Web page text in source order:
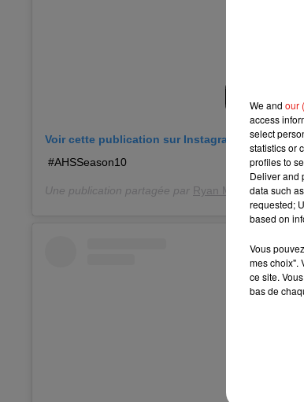
Voir cette publication sur Instagram
#AHSSeason10
Une publication partagée par Ryan Murphy
We and our
access
select
statistics or
profiles to
Deliver and
data such
requested;
based on
Vous
mes choix".
ce site.
bas de